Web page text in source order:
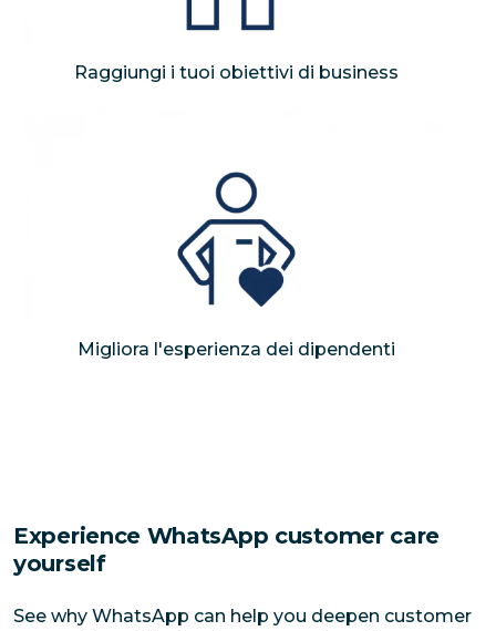
Raggiungi i tuoi obiettivi di business
Migliora l'esperienza dei dipendenti
​Experience WhatsApp customer care
yourself
See why WhatsApp can help you deepen customer